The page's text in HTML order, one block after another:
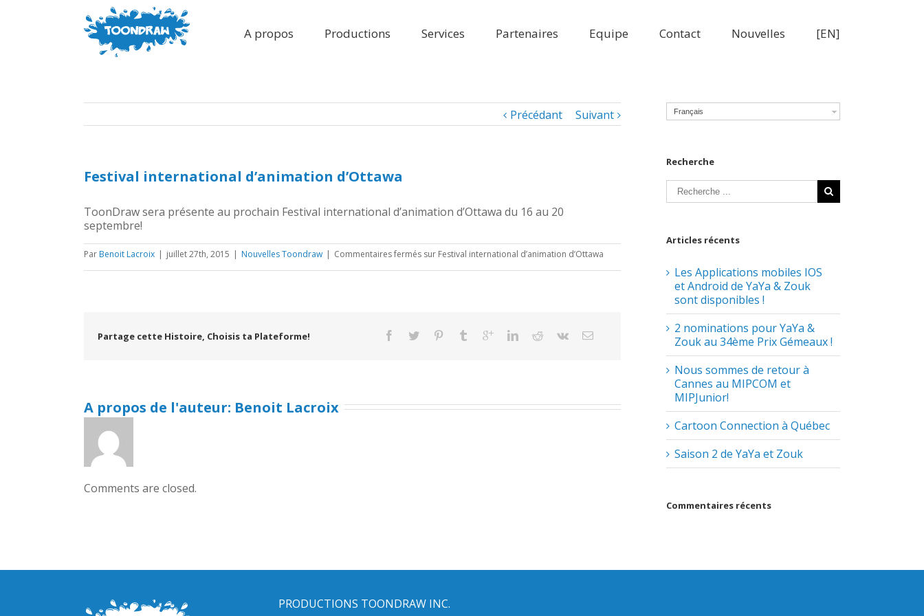
A propos Productions Services Partenaires Equipe Contact Nouvelles [EN]
Précédant Suivant
Festival international d’animation d’Ottawa
ToonDraw sera présente au prochain Festival international d’animation d’Ottawa du 16 au 20
septembre!
Par Benoit Lacroix | juillet 27th, 2015 | Nouvelles Toondraw | Commentaires fermés sur Festival international d’animation d’Ottawa
Partage cette Histoire, Choisis ta Plateforme!
A propos de l'auteur: Benoit Lacroix
Comments are closed.
Français
Recherche
Articles récents
Les Applications mobiles IOS
et Android de YaYa & Zouk
sont disponibles !
2 nominations pour YaYa &
Zouk au 34ème Prix Gémeaux !
Nous sommes de retour à
Cannes au MIPCOM et
MIPJunior!
Cartoon Connection à Québec
Saison 2 de YaYa et Zouk
Commentaires récents
PRODUCTIONS TOONDRAW INC.